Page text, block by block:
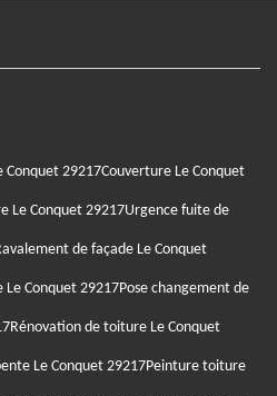
Conquet 29217Couverture Le Conquet
Le Conquet 29217Urgence fuite de
de façade Le Conquet
Le Conquet 29217Pose changement de
Rénovation de toiture Le Conquet
Le Conquet 29217Peinture toiture